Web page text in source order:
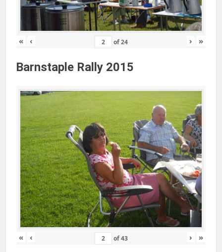
« ‹ of24 › »
Barnstaple Rally 2015
« ‹ of43 › »